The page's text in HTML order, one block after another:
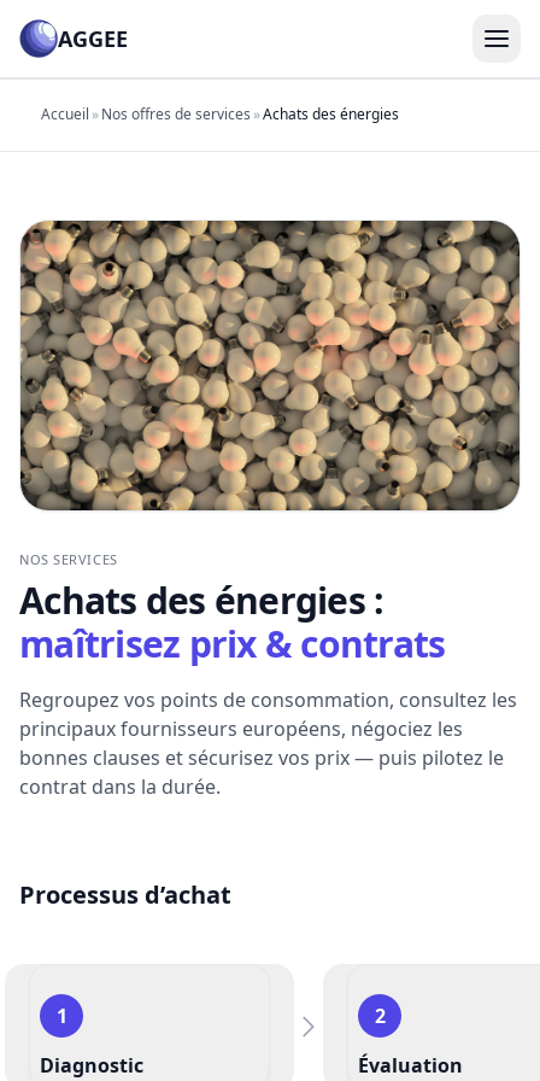
AGGEE
Accueil
Nos services
Contact
Accueil »Nos offres de services »Achats des énergies
NOS SERVICES
Achats des énergies :
maîtrisez prix & contrats
Regroupez vos points de consommation, consultez les
principaux fournisseurs européens, négociez les
bonnes clauses et sécurisez vos prix — puis pilotez le
contrat dans la durée.
Processus d’achat
1
Diagnostic
2
Évaluation